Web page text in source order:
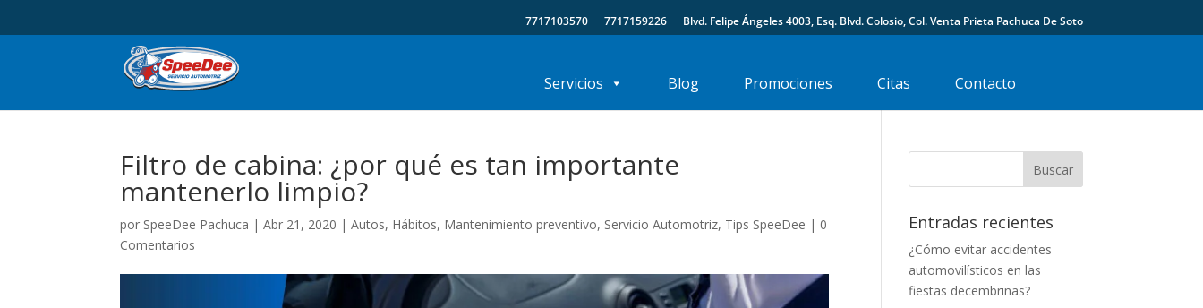
7717103570 7717159226 Blvd. Felipe Ángeles 4003, Esq. Blvd. Colosio, Col. Venta Prieta Pachuca De Soto
Servicios Blog Promociones Citas Contacto
Filtro de cabina: ¿por qué es tan importante
mantenerlo limpio?
por SpeeDee Pachuca |Abr 21, 2020 |Autos, Hábitos, Mantenimiento preventivo, Servicio Automotriz, Tips SpeeDee | 0
Comentarios
Entradas recientes
¿Cómo evitar accidentes
automovilísticos en las
fiestas decembrinas?